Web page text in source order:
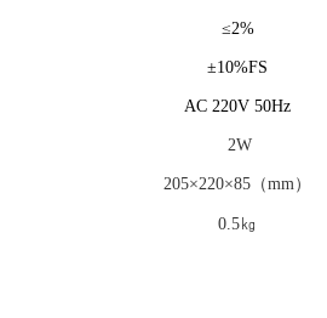
≤2%
±10%FS
AC 220V 50Hz
2W
205×220×85（mm）
0.5㎏